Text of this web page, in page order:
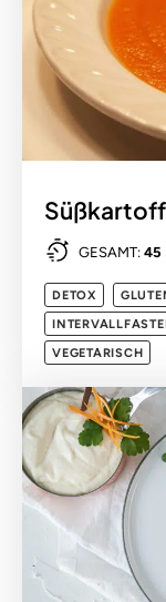
GESAMT: 45
DETOX
VEGETARISCH